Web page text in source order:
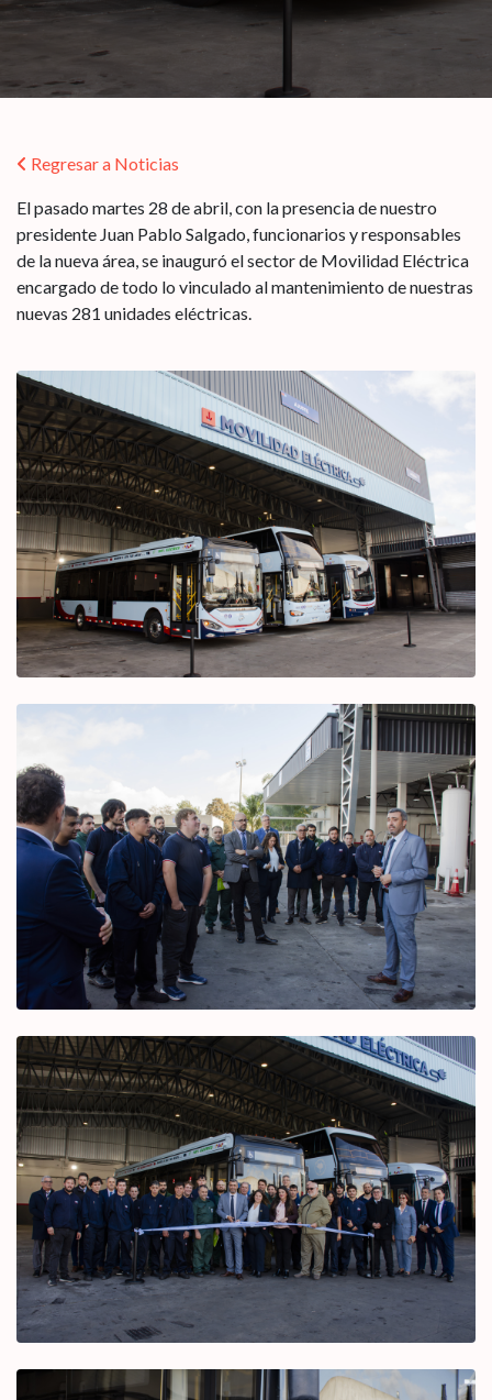
Regresar a Noticias
El pasado martes 28 de abril, con la presencia de nuestro
presidente Juan Pablo Salgado, funcionarios y responsables
de la nueva área, se inauguró el sector de Movilidad Eléctrica
encargado de todo lo vinculado al mantenimiento de nuestras
nuevas 281 unidades eléctricas.